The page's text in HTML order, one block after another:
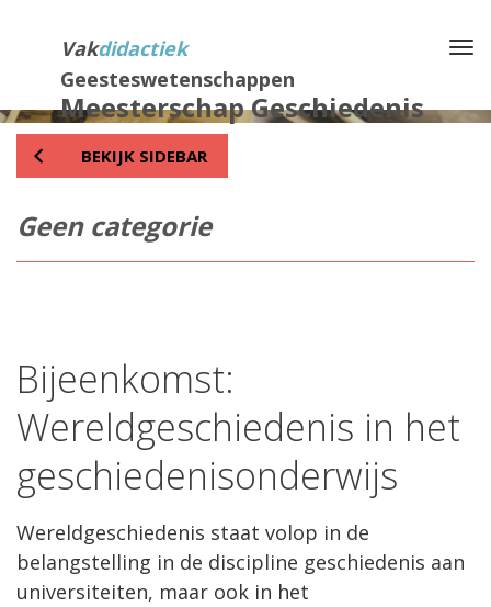
Vakdidactiek
Geesteswetenschappen
Meesterschap Geschiedenis
inhoud
BEKIJK SIDEBAR
Geen categorie
Bijeenkomst:
Wereldgeschiedenis in het
geschiedenisonderwijs
Wereldgeschiedenis staat volop in de
belangstelling in de discipline geschiedenis aan
universiteiten, maar ook in het